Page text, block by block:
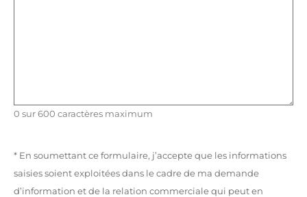
0 sur 600 caractères maximum
* En soumettant ce formulaire, j’accepte que les informations
saisies soient exploitées dans le cadre de ma demande
d’information et de la relation commerciale qui peut en